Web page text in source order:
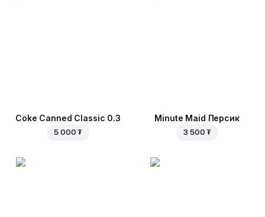
Coke Canned Classic 0.3
5 000 ₮
Minute Maid Персик
3 500 ₮